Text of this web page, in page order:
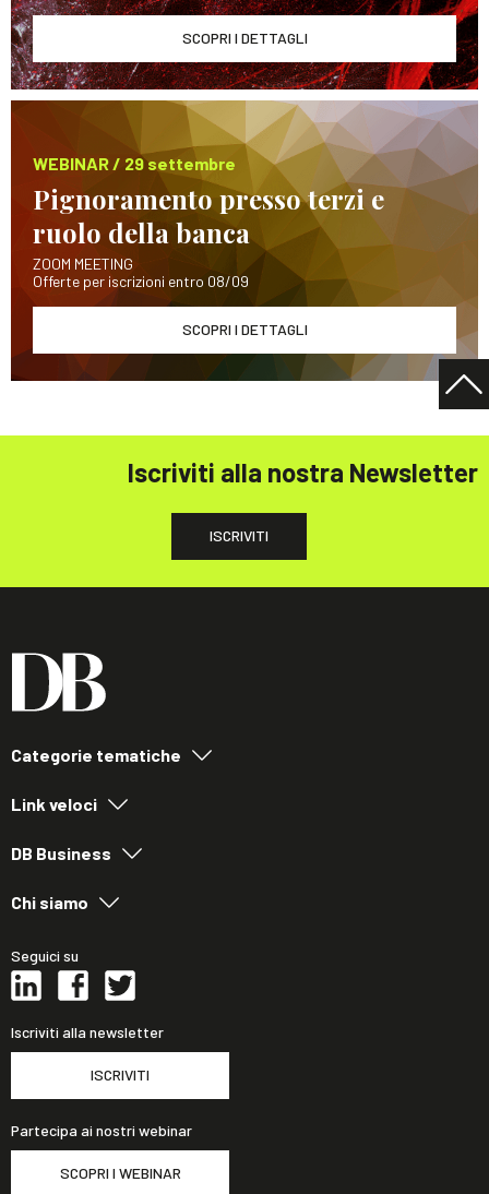
SCOPRI I DETTAGLI
WEBINAR / 29 settembre
Pignoramento presso terzi e
ruolo della banca
ZOOM MEETING
Offerte per iscrizioni entro 08/09
SCOPRI I DETTAGLI
Iscriviti alla nostra Newsletter
ISCRIVITI
Categorie tematiche
Link veloci
DB Business
Chi siamo
Seguici su
Iscriviti alla newsletter
ISCRIVITI
Partecipa ai nostri webinar
SCOPRI I WEBINAR